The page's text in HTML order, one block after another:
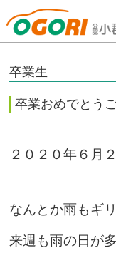
山口県小郡自動車学校
卒業生
卒業おめでとう
２０２０年６月
なんとか雨もギ
来週も雨の日が